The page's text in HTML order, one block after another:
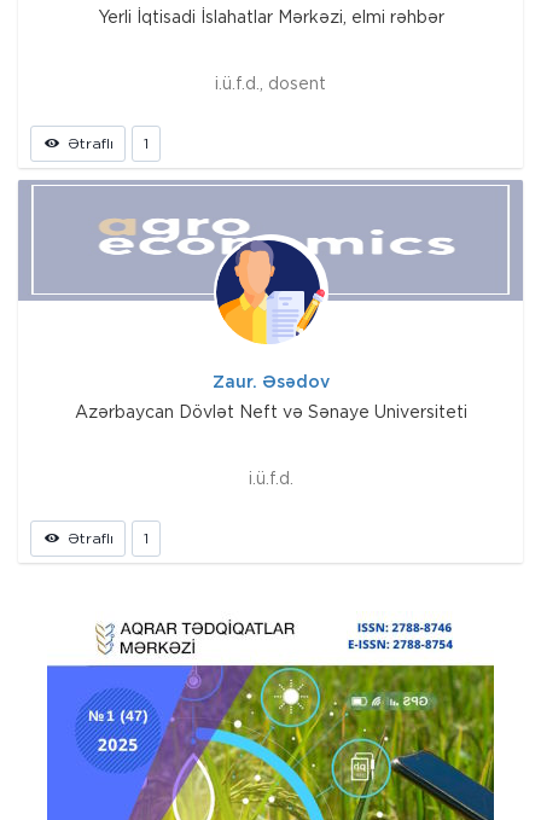
Yerli İqtisadi İslahatlar Mərkəzi, elmi rəhbər
i.ü.f.d., dosent
Ətraflı 1
Zaur. Əsədov
Azərbaycan Dövlət Neft və Sənaye Universiteti
i.ü.f.d.
Ətraflı 1
Prev